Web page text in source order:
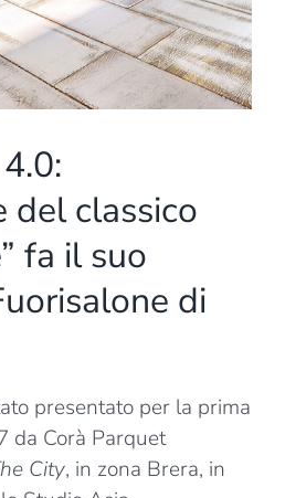
del classico
fa il suo
di
presentato per la prima
da Corà Parquet
City, in zona Brera, in